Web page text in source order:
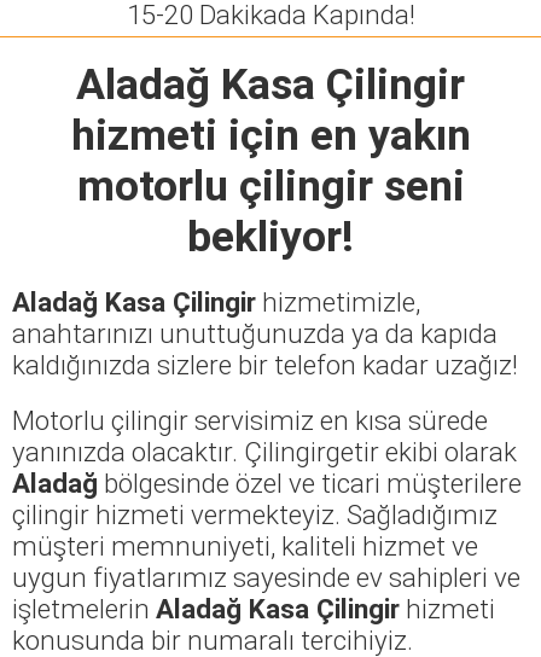
15-20 Dakikada Kapında!
Aladağ Kasa Çilingir
hizmeti için en yakın
motorlu çilingir seni
bekliyor!
Aladağ Kasa Çilingir hizmetimizle,
anahtarınızı unuttuğunuzda ya da kapıda
kaldığınızda sizlere bir telefon kadar uzağız!
Motorlu çilingir servisimiz en kısa sürede
yanınızda olacaktır. Çilingirgetir ekibi olarak
Aladağ bölgesinde özel ve ticari müşterilere
çilingir hizmeti vermekteyiz. Sağladığımız
müşteri memnuniyeti, kaliteli hizmet ve
uygun fiyatlarımız sayesinde ev sahipleri ve
işletmelerin Aladağ Kasa Çilingir hizmeti
konusunda bir numaralı tercihiyiz.